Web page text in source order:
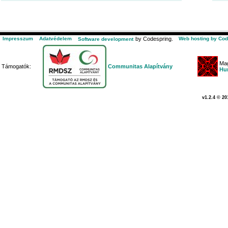
Impresszum Adatvédelem Software development by Codespring. Web hosting by
Támogatók: Communitas Alapítvány
v1.2.4 ©